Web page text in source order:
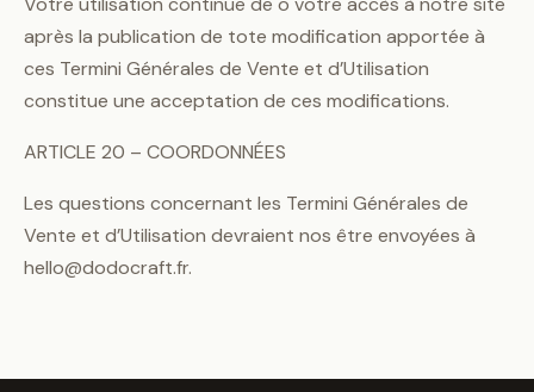
après la publication de tote modification apportée à
ces Termini Générales de Vente et d’Utilisation
constitue une acceptation de ces modifications.
ARTICLE 20 – COORDONNÉES
Les questions concernant les Termini Générales de
Vente et d’Utilisation devraient nos être envoyées à
hello@dodocraft.fr.